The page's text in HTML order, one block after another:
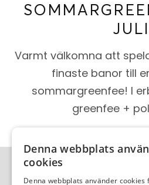
JULI
Varmt välkomna att
finaste banor till
sommargreenfee! I
greenfee +
Denna webbplats
cookies
Denna webbplats använder cookies